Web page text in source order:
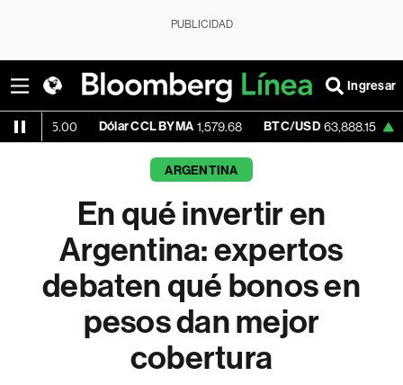
PUBLICIDAD
Ingresar
Dólar CCL BYMA 1,579.68 BTC/USD 63,888.15 +0.23%
ARGENTINA
En qué invertir en
Argentina: expertos
debaten qué bonos en
pesos dan mejor
cobertura